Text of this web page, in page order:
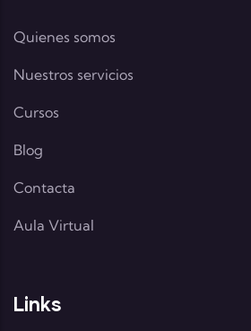
Quienes somos
Nuestros servicios
Cursos
Blog
Contacta
Aula Virtual
Links